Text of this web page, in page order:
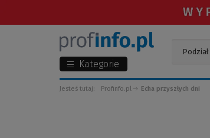
Kategorie
Jesteś tutaj: Profinfo.pl Echa przyszłych dni